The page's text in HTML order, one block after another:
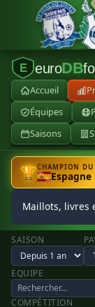
E euroDB
Accueil
Équipes
Saisons
🏆CHAMPION
Espagne
Maillots, livres
SAISON
EQUIPE
COMPÉTITION